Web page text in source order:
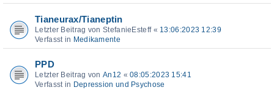
Tianeurax/Tianeptin
Letzter Beitrag vonStefanieEsteff« 13:06:2023 12:39
Verfasst in Medikamente
PPD
Letzter Beitrag von An12 «08:05:2023 15:41
Verfasst in Depression und Psychose